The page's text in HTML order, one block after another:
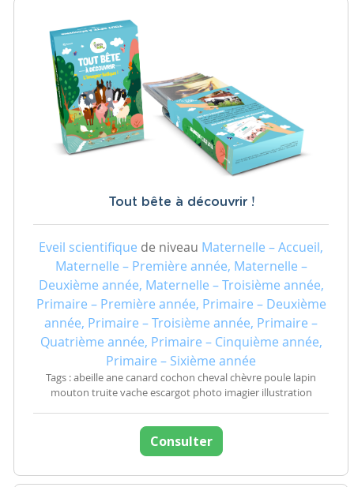
Tout bête à découvrir !
Eveil scientifique de niveau Maternelle – Accueil,
Maternelle – Première année, Maternelle –
Deuxième année, Maternelle – Troisième année,
Primaire – Première année, Primaire – Deuxième
année, Primaire – Troisième année, Primaire –
Quatrième année, Primaire – Cinquième année,
Primaire – Sixième année
Tags : abeille ane canard cochon cheval chèvre poule lapin
mouton truite vache escargot photo imagier illustration
Consulter